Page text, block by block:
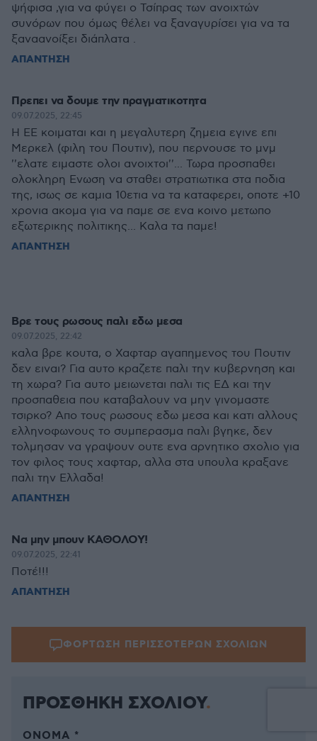
ψήφισα ,για να φύγει ο Τσίπρας των ανοιχτών
συνόρων που όμως θέλει να ξαναγυρίσει για να τα
ξαναανοίξει διάπλατα .
ΑΠΑΝΤΗΣΗ
Πρεπει να δουμε την πραγματικοτητα
09.07.2025, 22:45
Η ΕΕ κοιμαται και η μεγαλυτερη ζημεια εγινε επι
Μερκελ (φιλη του Πουτιν), που περνουσε το μνμ
''ελατε ειμαστε ολοι ανοιχτοι''... Τωρα προσπαθει
ολοκληρη Ενωση να σταθει στρατιωτικα στα ποδια
της, ισως σε καμια 10ετια να τα καταφερει, οποτε +10
χρονια ακομα για να παμε σε ενα κοινο μετωπο
εξωτερικης πολιτικης... Καλα τα παμε!
ΑΠΑΝΤΗΣΗ
Βρε τους ρωσους παλι εδω μεσα
09.07.2025, 22:42
καλα βρε κουτα, ο Χαφταρ αγαπημενος του Πουτιν
δεν ειναι? Για αυτο κραζετε παλι την κυβερνηση και
τη χωρα? Για αυτο μειωνεται παλι τις ΕΔ και την
προσπαθεια που καταβαλουν να μην γινομαστε
τσιρκο? Απο τους ρωσους εδω μεσα και κατι αλλους
ελληνοφωνους το συμπερασμα παλι βγηκε, δεν
τολμησαν να γραψουν ουτε ενα αρνητικο σχολιο για
τον φιλος τους χαφταρ, αλλα στα υπουλα κραξανε
παλι την Ελλαδα!
ΑΠΑΝΤΗΣΗ
Να μην μπουν ΚΑΘΟΛΟΥ!
09.07.2025, 22:41
Ποτέ!!!
ΑΠΑΝΤΗΣΗ
ΦΟΡΤΩΣΗ ΠΕΡΙΣΣΟΤΕΡΩΝ ΣΧΟΛΙΩΝ
ΠΡΟΣΘΗΚΗ ΣΧΟΛΙΟΥ
ΌΝΟΜΑ *